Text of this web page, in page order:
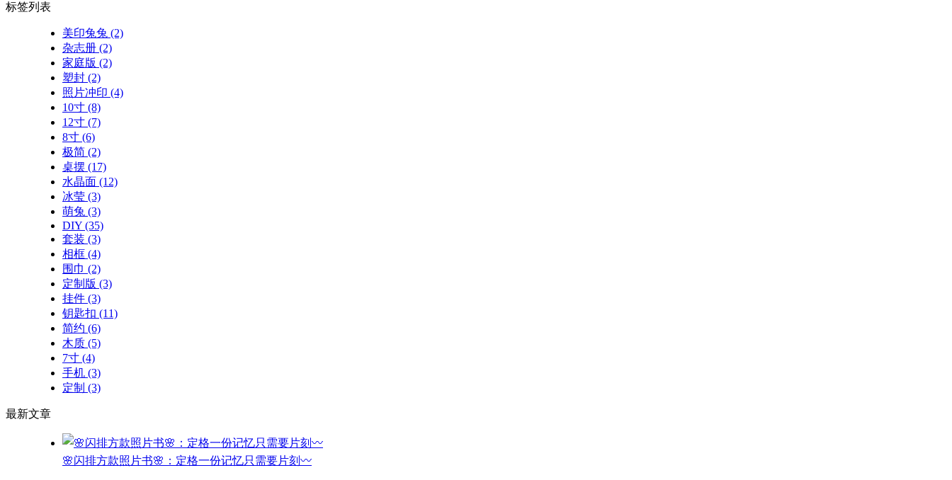
标签列表
美印兔兔 (2)
杂志册 (2)
家庭版 (2)
塑封 (2)
照片冲印 (4)
10寸 (8)
12寸 (7)
8寸 (6)
极简 (2)
桌摆 (17)
水晶面 (12)
冰莹 (3)
萌兔 (3)
DIY (35)
套装 (3)
相框 (4)
围巾 (2)
定制版 (3)
挂件 (3)
钥匙扣 (11)
简约 (6)
木质 (5)
7寸 (4)
手机 (3)
定制 (3)
最新文章
🌸闪排方款照片书🌸：定格一份记忆只需要片刻〰️